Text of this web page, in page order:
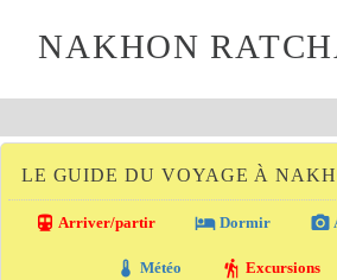
NAKHON
LE GUIDE DU VOYAGE À
directions_transit Arriver/partir local_hotel Dormir photo_camera
thermostat Météo hiking Excursions